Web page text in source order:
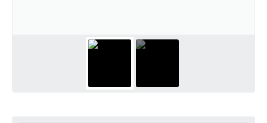
Relatório Ouvidoria 2022